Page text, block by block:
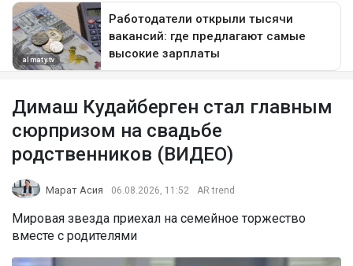
Димаш Кудайберген стал главным
сюрпризом на свадьбе
родственников (ВИДЕО)
Марат Асия 06.08.2026, 11:52 AR trend
Мировая звезда приехал на семейное торжество
вместе с родителями